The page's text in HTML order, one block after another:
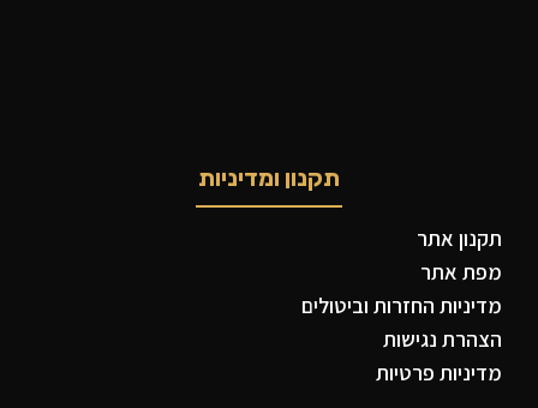
תקנון ומדיניות
תקנון אתר
מפת אתר
מדיניות החזרות וביטולים
הצהרת נגישות
מדיניות פרטיות